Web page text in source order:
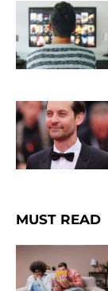
MUST READ